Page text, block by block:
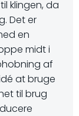
klingen, da
Det er
en
midt i
af
at bruge
til brug